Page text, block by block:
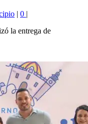
| 0 |
la entrega de